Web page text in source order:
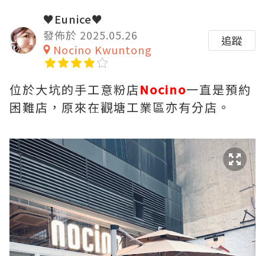
♥Eunice♥
發佈於 2025.05.26
Nocino Kwuntong
追蹤
位於大坑的手工意粉店Nocino一直是預約
困難店，原來在觀塘工業區亦有分店。